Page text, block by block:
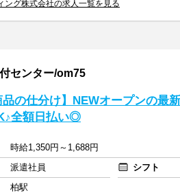
ング株式会社の求人一覧を見る
センター/om75
品の仕分け】NEWオープンの最
全額日払い◎
時給1,350円～1,688円
派遣社員 シフト
柏駅